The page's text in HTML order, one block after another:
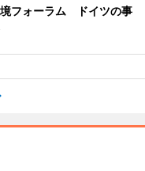
フォーラム ドイツの事